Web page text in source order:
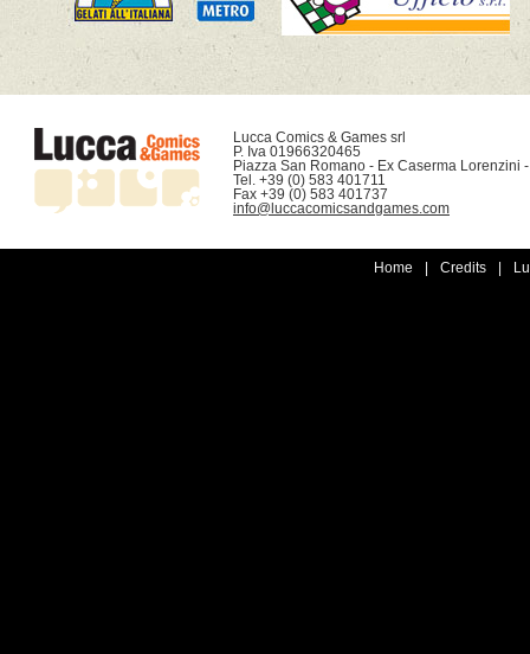
Lucca Comics & Games srl
P. Iva 01966320465
Piazza San Romano - Ex Caserma Lorenzini
Tel. +39 (0) 583 401711
info@luccacomicsandgames.com
Home Credits